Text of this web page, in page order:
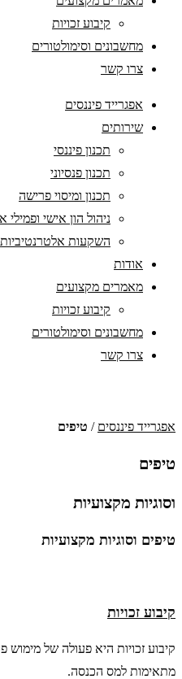
קיבוע זכויות
מחשבונים וסימולטורים
צרו קשר
אפגרייד פיננסים
שירותים
תכנון פיננסי
תכנון פנסיוני
תכנון ומיסוי פרישה
ניהול הון אישי ופמילי
השקעות אלטרנטיביות
אודות
מאמרים מקצועים
קיבוע זכויות
מחשבונים וסימולטורים
צרו קשר
אפגרייד פיננסים / טיפים
טיפים
וסוגיות מקצועיות
טיפים וסוגיות מקצועיות
קיבוע זכויות
קיבוע זכויות היא פעולה של
מתאימות למס הכנסה.